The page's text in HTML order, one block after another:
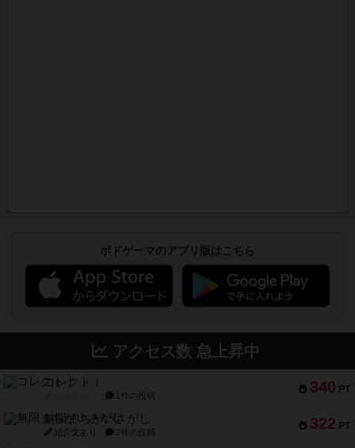
ボドゲーマのアプリ版はこちら
アクセス数 急上昇中
340 PT
コレクト！
1件の投稿
322 PT
無限まちがいさがし
紹介文あり 2件の投稿